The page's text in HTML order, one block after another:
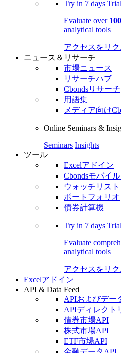
Try in 7 days
Evaluate over
analytical tools
アクセスをリク
ニュース＆リサーチ
市場ニュース
リサーチハブ
Cbondsリサーチ
用語集
メディア向け
Online Seminars &
Seminars Insights
ツール
Excelアドイン
Cbondsモバイ
ウォッチリスト
ポートフォリオ
債券計算機
Try in 7 days
Evaluate
analytical tools
アクセスをリク
Excelアドイン
API & Data Feed
APIおよびデー
APIディレクト
債券市場API
株式市場API
ETF市場API